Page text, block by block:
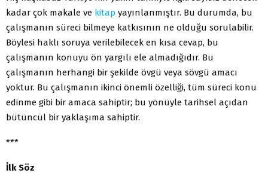
kadar çok makale ve kitap yayınlanmıştır. Bu durumda, bu
çalışmanın süreci bilmeye katkısının ne olduğu sorulabilir.
Böylesi haklı soruya verilebilecek en kısa cevap, bu
çalışmanın konuyu ön yargılı ele almadığıdır. Bu
çalışmanın herhangi bir şekilde övgü veya sövgü amacı
yoktur. Bu çalışmanın ikinci önemli özelliği, tüm süreci konu
edinme gibi bir amaca sahiptir; bu yönüyle tarihsel açıdan
bütüncül bir yaklaşıma sahiptir.
***
İlk Söz